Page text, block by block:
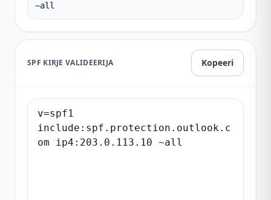
~all
SPF KIRJE VALIDEERIJA Kopeeri